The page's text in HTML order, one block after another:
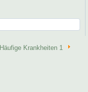
Häufige Krankheiten 1